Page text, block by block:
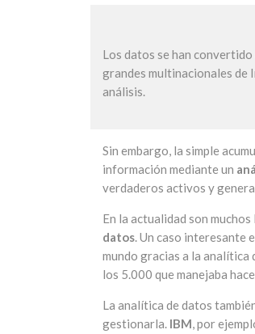
Los datos se han convertido
grandes multinacionales de
análisis.
Sin embargo, la simple
información mediante un
verdaderos activos y
En la actualidad son
datos. Un caso interesante
mundo gracias a la
los 5.000 que manejaba
La analítica de datos
gestionarla. IBM, por